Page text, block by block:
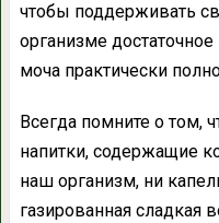
чтобы поддерживать
организме
моча практически
Всегда помните о том,
напитки, содержащие
наш организм, ни
газированная сладкая